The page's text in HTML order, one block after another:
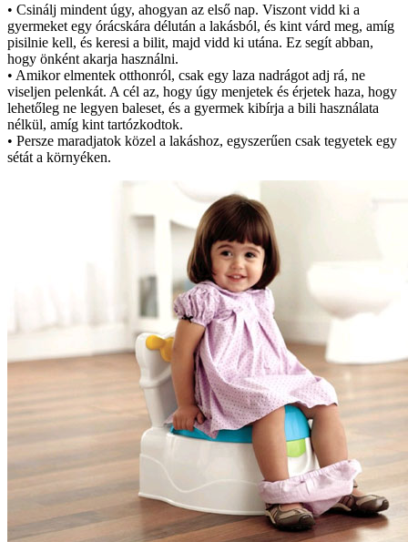
• Csinálj mindent úgy, ahogyan az első nap. Viszont vidd ki a
gyermeket egy órácskára délután a lakásból, és kint várd meg, amíg
pisilnie kell, és keresi a bilit, majd vidd ki utána. Ez segít abban,
hogy önként akarja használni.
• Amikor elmentek otthonról, csak egy laza nadrágot adj rá, ne
viseljen pelenkát. A cél az, hogy úgy menjetek és érjetek haza, hogy
lehetőleg ne legyen baleset, és a gyermek kibírja a bili használata
nélkül, amíg kint tartózkodtok.
• Persze maradjatok közel a lakáshoz, egyszerűen csak tegyetek egy
sétát a környéken.